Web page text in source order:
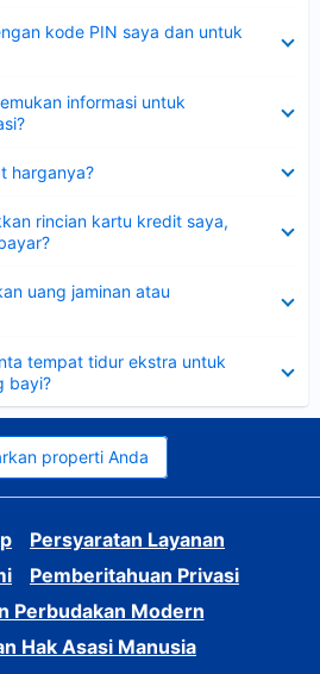
kode PIN saya dan untuk
informasi untuk
harganya?
rincian kartu kredit saya,
uang jaminan atau
tempat tidur ekstra untuk
bayi?
properti Anda
Persyaratan Layanan
Pemberitahuan Privasi
Perbudakan Modern
Hak Asasi Manusia